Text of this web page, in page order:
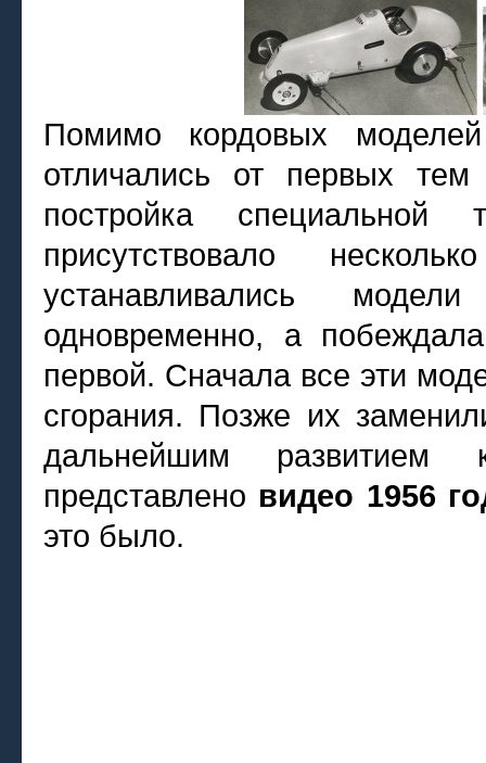
Помимо кордовых
отличались от первых
постройка специальной
присутствовало
устанавливались
одновременно, а
первой. Сначала все эти
сгорания. Позже их
дальнейшим развитием
представлено видео 1956
это было.